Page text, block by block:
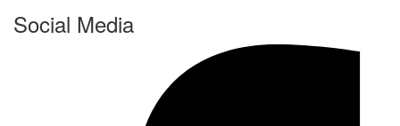
Social Media